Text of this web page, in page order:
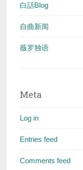
白話Blog
自曲新闻
薇罗独语
Meta
Log in
Entries feed
Comments feed